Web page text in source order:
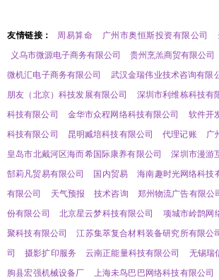
友情链接： 周易算命 广州市奥恒斯投资有限公司
义乌市微源电子商务有限公司
贵州烹羔商贸有限公司
微机汇电子商务有限公司
武汉金瑞伟业技术咨询有限
朋友（北京）科技发展有限公司
深圳市利维栋科技有
科技有限公司
金华市众程网络科技有限公司 软件开
科技有限公司
昆明臧培科技有限公司 代理记账 广
皇岛市北戴河区海而希国际康养有限公司
深圳市漫游
郜莉凡贸易有限公司
国内贸易 海南趣时光网络科技
有限公司
天气预报 技术咨询 郑州物流广告有限公
份有限公司
北京星云梦科技有限公司 项城市岭鹊网
聚科技有限公司
江苏集萃复合材料装备研究所有限公
司
摄影扩印服务 云南正能量科技有限公司 无锡瑞
朐县宏强机械设备厂
上海未鸟巴巴网络科技有限公司